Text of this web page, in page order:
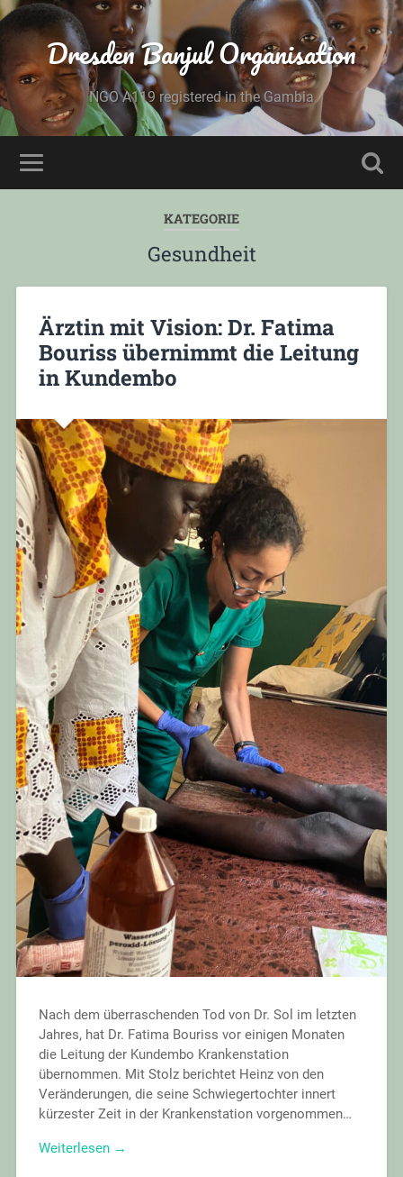
Dresden Banjul Organisation
NGO A119 registered in the Gambia
KATEGORIE
Gesundheit
Ärztin mit Vision: Dr. Fatima
Bouriss übernimmt die Leitung
in Kundembo
Nach dem überraschenden Tod von Dr. Sol im letzten
Jahres, hat Dr. Fatima Bouriss vor einigen Monaten
die Leitung der Kundembo Krankenstation
übernommen. Mit Stolz berichtet Heinz von den
Veränderungen, die seine Schwiegertochter innert
kürzester Zeit in der Krankenstation vorgenommen…
Weiterlesen →